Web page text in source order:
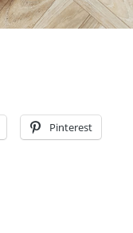
Pinterest